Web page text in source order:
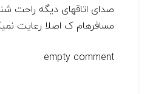
صدای اتاقهای دیگه راحت
مسافرهام ک اصلا رعایت
empty comment